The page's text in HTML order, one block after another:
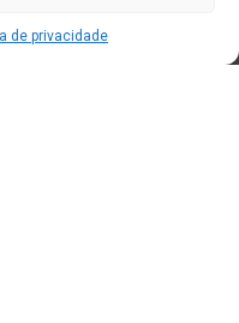
de privacidade